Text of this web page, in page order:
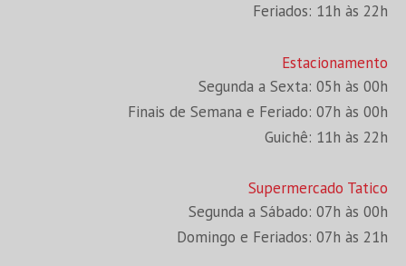
Feriados: 11h às 22h
Estacionamento
Segunda a Sexta: 05h às 00h
Finais de Semana e Feriado: 07h às 00h
Guichê: 11h às 22h
Supermercado Tatico
Segunda a Sábado: 07h às 00h
Domingo e Feriados: 07h às 21h